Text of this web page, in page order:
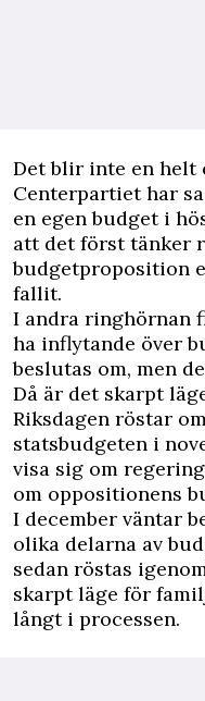
Det blir inte en helt
Centerpartiet har
en egen budget i
att det först tänker
budgetproposition
fallit.
I andra ringhörnan
ha inflytande över
beslutas om, men
Då är det skarpt
Riksdagen röstar
statsbudgeten i
visa sig om
om oppositionens
I december väntar
olika delarna av
sedan röstas
skarpt läge för
långt i processen.